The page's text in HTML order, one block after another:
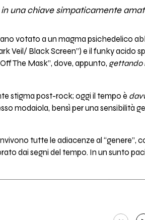
una chiave simpaticamente
votato a un magma psichedelico
Veil/ Black Screen”) e il funky acido
The Mask”, dove, appunto, gettando
stigma post-rock; oggi il tempo è
modaiola, bensì per una sensibilità
tutte le adiacenze al “genere”,
dai segni del tempo. In un sunto